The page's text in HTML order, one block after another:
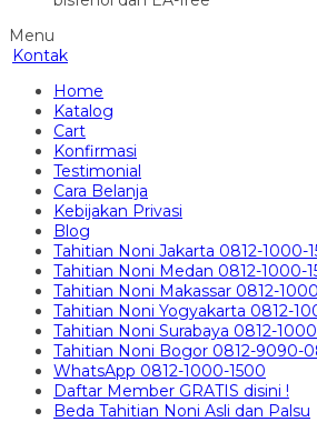
Menu
Kontak
Home
Katalog
Cart
Konfirmasi
Testimonial
Cara Belanja
Kebijakan Privasi
Blog
Tahitian Noni Jakarta 0812-1000-
Tahitian Noni Medan 0812-1000-
Tahitian Noni Makassar 0812-
Tahitian Noni Yogyakarta 0812-
Tahitian Noni Surabaya 0812-
Tahitian Noni Bogor 0812-9090-
WhatsApp 0812-1000-1500
Daftar Member GRATIS disini !
Beda Tahitian Noni Asli dan Palsu